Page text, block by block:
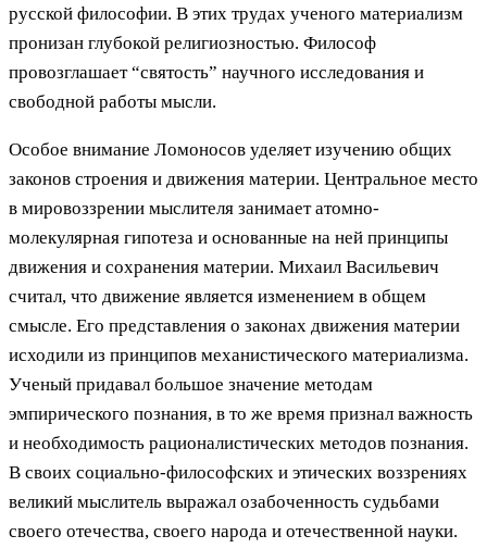
русской философии. В этих трудах ученого материализм
пронизан глубокой религиозностью. Философ
провозглашает “святость” научного исследования и
свободной работы мысли.
Особое внимание Ломоносов уделяет изучению общих
законов строения и движения материи. Центральное место
в мировоззрении мыслителя занимает атомно-
молекулярная гипотеза и основанные на ней принципы
движения и сохранения материи. Михаил Васильевич
считал, что движение является изменением в общем
смысле. Его представления о законах движения материи
исходили из принципов механистического материализма.
Ученый придавал большое значение методам
эмпирического познания, в то же время признал важность
и необходимость рационалистических методов познания.
В своих социально-философских и этических воззрениях
великий мыслитель выражал озабоченность судьбами
своего отечества, своего народа и отечественной науки.